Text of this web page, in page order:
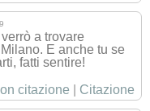
a trovare
E anche tu se
fatti sentire!
citazione Citazione